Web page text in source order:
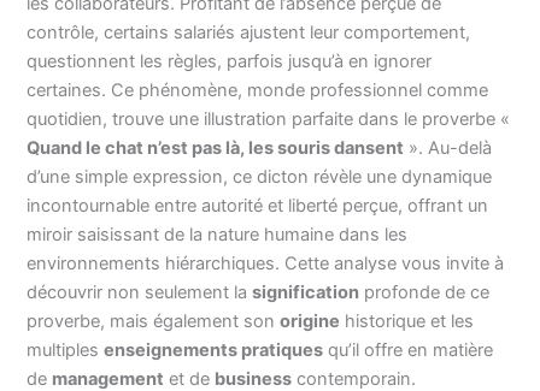
contrôle, certains salariés ajustent leur comportement,
questionnent les règles, parfois jusqu’à en ignorer
certaines. Ce phénomène, monde professionnel comme
quotidien, trouve une illustration parfaite dans le proverbe «
Quand le chat n’est pas là, les souris dansent ». Au-delà
d’une simple expression, ce dicton révèle une dynamique
incontournable entre autorité et liberté perçue, offrant un
miroir saisissant de la nature humaine dans les
environnements hiérarchiques. Cette analyse vous invite à
découvrir non seulement lasignification profonde de ce
proverbe, mais également sonorigine historique et les
multiplesenseignements pratiques qu’il offre en matière
de management et de business contemporain.